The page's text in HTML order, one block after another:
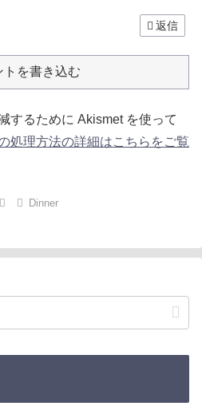
返信
トを書き込む
するために Akismet を使って
処理方法の詳細はこちらをご覧
Dinner